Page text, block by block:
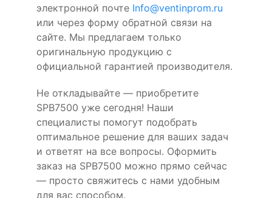
электронной почте Info@ventinprom.ru
или через форму обратной связи на
сайте. Мы предлагаем только
оригинальную продукцию с
официальной гарантией производителя.
Не откладывайте — приобретите
SPB7500 уже сегодня! Наши
специалисты помогут подобрать
оптимальное решение для ваших задач
и ответят на все вопросы. Оформить
заказ на SPB7500 можно прямо сейчас
— просто свяжитесь с нами удобным
для вас способом.